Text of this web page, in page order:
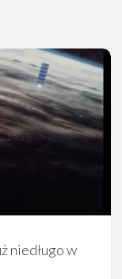
niedługo w